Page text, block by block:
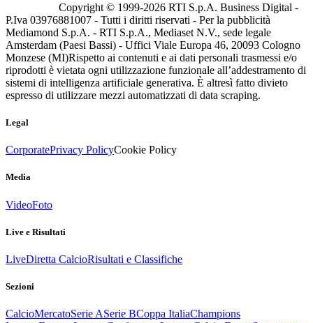
Copyright © 1999-2026 RTI S.p.A. Business Digital -
P.Iva 03976881007 - Tutti i diritti riservati - Per la pubblicità
Mediamond S.p.A. - RTI S.p.A., Mediaset N.V., sede legale
Amsterdam (Paesi Bassi) - Uffici Viale Europa 46, 20093 Cologno
Monzese (MI)Rispetto ai contenuti e ai dati personali trasmessi e/o
riprodotti è vietata ogni utilizzazione funzionale all’addestramento di
sistemi di intelligenza artificiale generativa. È altresì fatto divieto
espresso di utilizzare mezzi automatizzati di data scraping.
Legal
CorporatePrivacy PolicyCookie Policy
Media
VideoFoto
Live e Risultati
LiveDiretta CalcioRisultati e Classifiche
Sezioni
CalcioMercatoSerie ASerie BCoppa ItaliaChampions